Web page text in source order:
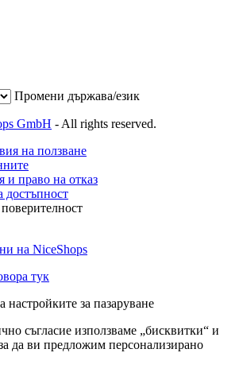
Промени държава/език
GmbH - All rights reserved.
на ползване
право на отказ
достъпност
на NiceShops
тук
настройките за пазаруване
съгласие използваме „бисквитки“ и
да ви предложим персонализирано